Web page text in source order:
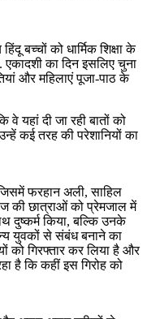
बच्चों को धार्मिक शिक्षा के
का दिन इसलिए चुना
और महिलाएं पूजा-पाठ के
यहां दी जा रही बातों को
कई तरह की परेशानियों का
फरहान अली, साहिल
की छात्राओं को प्रेमजाल में
दुष्कर्म किया, बल्कि उनके
युवकों से संबंध बनाने का
को गिरफ्तार कर लिया है और
है कि कहीं इस गिरोह को